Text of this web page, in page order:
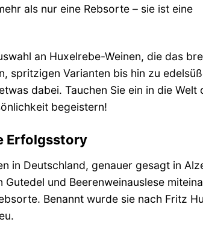
als nur eine Rebsorte – sie ist eine
an Huxelrebe-Weinen, die das
spritzigen Varianten bis hin zu
dabei. Tauchen Sie ein in die Welt
begeistern!
Erfolgsstory
in Deutschland, genauer gesagt in
und Beerenweinauslese
Benannt wurde sie nach Fritz